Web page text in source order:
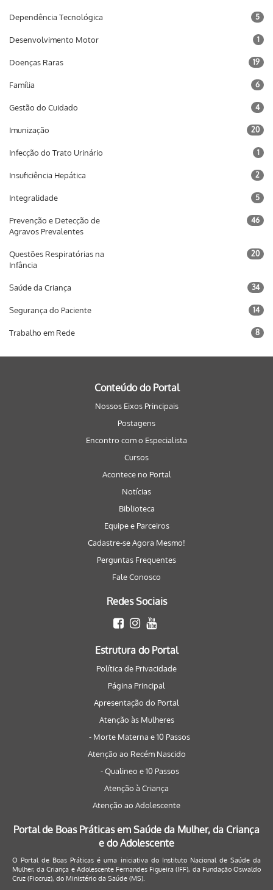
Dependência Tecnológica 5
Desenvolvimento Motor 1
Doenças Raras 19
Família 6
Gestão do Cuidado 4
Imunização 20
Infecção do Trato Urinário 1
Insuficiência Hepática 2
Integralidade 5
Prevenção e Detecção de
Agravos Prevalentes
46
Questões Respiratórias na
Infância
20
Saúde da Criança 34
Segurança do Paciente 14
Trabalho em Rede 8
Conteúdo do Portal
Nossos Eixos Principais
Postagens
Encontro com o Especialista
Cursos
Acontece no Portal
Notícias
Biblioteca
Equipe e Parceiros
Cadastre-se Agora Mesmo!
Perguntas Frequentes
Fale Conosco
Redes Sociais
Estrutura do Portal
Política de Privacidade
Página Principal
Apresentação do Portal
Atenção às Mulheres
- Morte Materna e 10 Passos
Atenção ao Recém Nascido
- Qualineo e 10 Passos
Atenção à Criança
Atenção ao Adolescente
Portal de Boas Práticas em Saúde da Mulher, da Criança
e do Adolescente
O Portal de Boas Práticas é uma iniciativa do Instituto Nacional de Saúde da
Mulher, da Criança e Adolescente Fernandes Figueira (IFF), da Fundação Oswaldo
Cruz (Fiocruz), do Ministério da Saúde (MS).